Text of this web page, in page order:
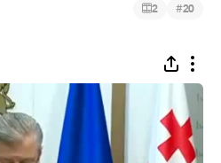
2 #20